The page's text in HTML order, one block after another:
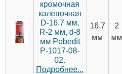
кромочная
калевочная
D-16.7 мм,
R-2 мм, d-8
мм Pobedit
P-1017-08-
02.
Подробнее...
16,7
мм
2
мм